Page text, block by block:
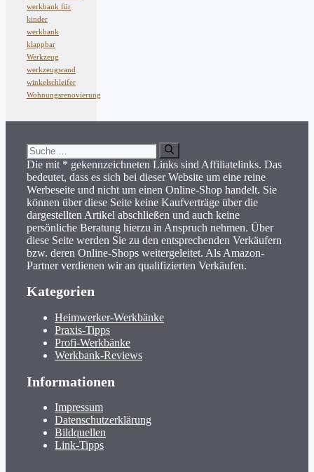
werkbank für
kinder
werkbank
klappbar
Werkzeug
werkzeugwand
winkelschleifer
Wohnungsrenovierung
Suche
nach:
Die mit * gekennzeichneten Links sind Affiliatelinks. Das
bedeutet, dass es sich bei dieser Website um eine reine
Werbeseite und nicht um einen Online-Shop handelt. Sie
können über diese Seite keine Kaufverträge über die
dargestellten Artikel abschließen und auch keine
persönliche Beratung hierzu in Anspruch nehmen. Über
diese Seite werden Sie zu den entsprechenden Verkäufern
bzw. deren Online-Shops weitergeleitet. Als Amazon-
Partner verdienen wir an qualifizierten Verkäufen.
Kategorien
Heimwerker-Werkbänke
Praxis-Tipps
Profi-Werkbänke
Werkbank-Reviews
Informationen
Impressum
Datenschutzerklärung
Bildquellen
Link-Tipps